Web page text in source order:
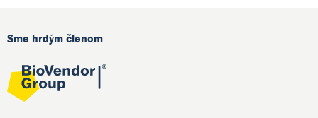
Sme hrdým členom